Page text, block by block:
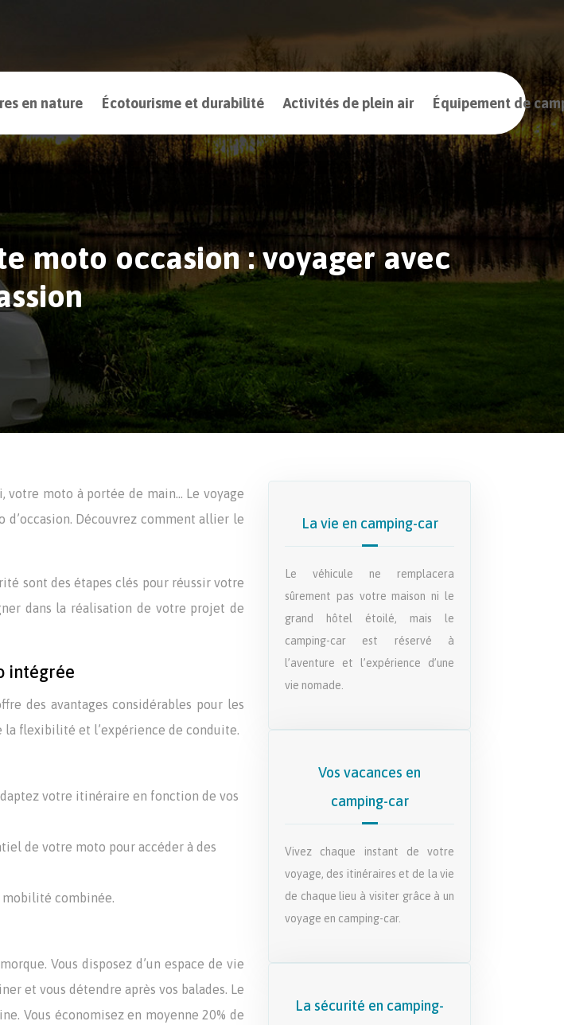
en nature Écotourisme et durabilité Activités de plein air Équipement de
moto occasion : voyager avec
votre moto à portée de main… Le voyage
d’occasion. Découvrez comment allier le
sont des étapes clés pour réussir votre
dans la réalisation de votre projet de
intégrée
des avantages considérables pour les
la flexibilité et l’expérience de conduite.
votre itinéraire en fonction de vos
de votre moto pour accéder à des
combinée.
Vous disposez d’un espace de vie
et vous détendre après vos balades. Le
Vous économisez en moyenne 20% de
La vie en camping-car
Le véhicule ne remplacera
sûrement pas votre maison ni le
grand hôtel étoilé, mais le
camping-car est réservé à
l’aventure et l’expérience d’une
vie nomade.
Vos vacances en
camping-car
Vivez chaque instant de votre
voyage, des itinéraires et de la vie
de chaque lieu à visiter grâce à un
voyage en camping-car.
La sécurité en camping-